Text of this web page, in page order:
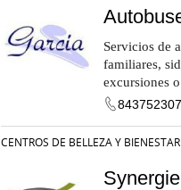
Servicios de
familiares,
excursiones
843752307
CENTROS DE BELLEZA Y BIENESTAR